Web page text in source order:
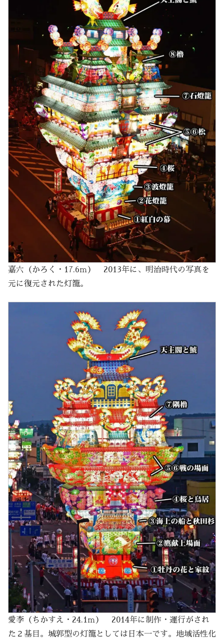
嘉六（かろく・17.6ｍ） 2013年に、明治時代の写真を
元に復元された灯籠。
愛李（ちかすえ・24.1ｍ） 2014年に制作・運行がされ
た２基目。城郭型の灯籠としては日本一です。地域活性化